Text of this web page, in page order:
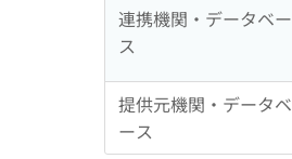
連携機関・データベー
ス
提供元機関・データベ
ース